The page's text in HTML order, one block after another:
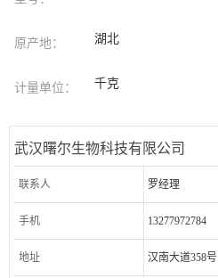
原产地： 湖北
计量单位： 千克
武汉曙尔生物科技有限公司
联系人 罗经理
手机 13277972784
地址 汉南大道358号